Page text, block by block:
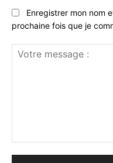
Enregistrer mon nom
prochaine fois que je